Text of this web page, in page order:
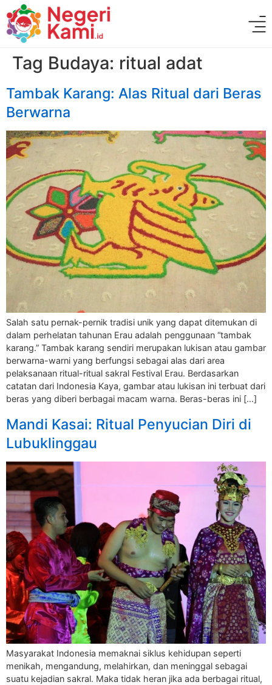
Tag Budaya: ritual adat
Tambak Karang: Alas Ritual dari Beras
Berwarna
Salah satu pernak-pernik tradisi unik yang dapat ditemukan di
dalam perhelatan tahunan Erau adalah penggunaan “tambak
karang.” Tambak karang sendiri merupakan lukisan atau gambar
berwarna-warni yang berfungsi sebagai alas dari area
pelaksanaan ritual-ritual sakral Festival Erau. Berdasarkan
catatan dari Indonesia Kaya, gambar atau lukisan ini terbuat dari
beras yang diberi berbagai macam warna. Beras-beras ini […]
Mandi Kasai: Ritual Penyucian Diri di
Lubuklinggau
Masyarakat Indonesia memaknai siklus kehidupan seperti
menikah, mengandung, melahirkan, dan meninggal sebagai
suatu kejadian sakral. Maka tidak heran jika ada berbagai ritual,